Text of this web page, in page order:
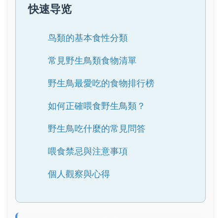
快速导览
鸟類的基本食性分類
常見野生鳥類食物清單
野生鳥最愛吃的食物排行榜
如何正確喂食野生鳥類？
野生鳥吃什麼的常見問答
喂食禁忌與注意事項
個人觀察與心得